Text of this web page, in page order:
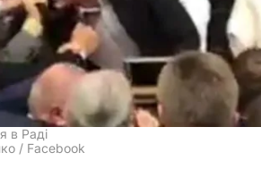
в Раді
/ Facebook